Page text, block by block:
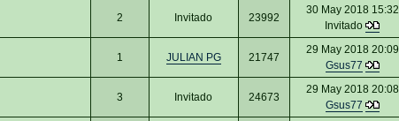
2 Invitado 23992
30 May 2018 15:32
Invitado
1 JULIAN PG 21747
29 May 2018 20:09
Gsus77
3 Invitado 24673
29 May 2018 20:08
Gsus77